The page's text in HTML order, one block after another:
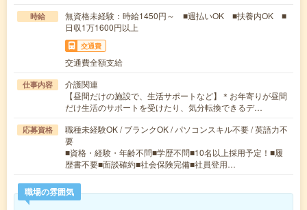
時給
無資格未経験：時給1450円～ ■週払いOK ■扶養内OK ■
日収1万1600円以上
交通費
交通費全額支給
仕事内容
介護関連
【昼間だけの施設で、生活サポートなど】＊お年寄りが昼間
だけ生活のサポートを受けたり、気分転換できるデ…
応募資格
職種未経験OK / ブランクOK / パソコンスキル不要 / 英語力不
要
■資格・経験・年齢不問■学歴不問■10名以上採用予定！■履
歴書不要■面談確約■社会保険完備■社員登用…
職場の雰囲気